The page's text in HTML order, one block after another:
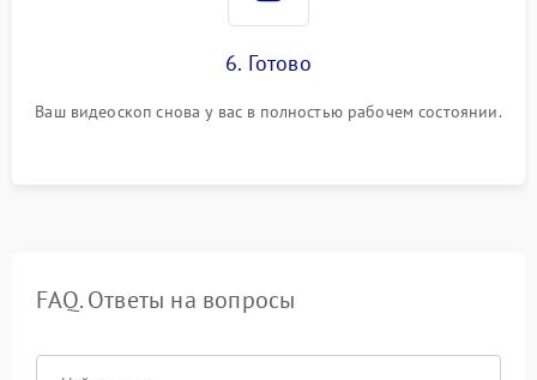
6. Готово
Ваш видеоскоп снова у вас в полностью рабочем состоянии.
FAQ. Ответы на вопросы